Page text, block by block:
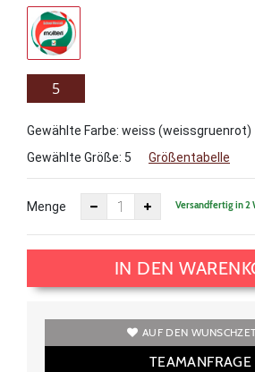
5
Gewählte Farbe: weiss (weissgruenrot)
Gewählte Größe: 5 Größentabelle
Menge Versandfertig in 2
IN DEN
AUF DEN
TEAMANFRAGE